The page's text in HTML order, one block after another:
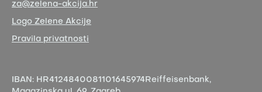
za@zelena-akcija.hr
Logo Zelene Akcije
Pravila privatnosti
IBAN: HR4124840081101645974 Reiffeisenbank,